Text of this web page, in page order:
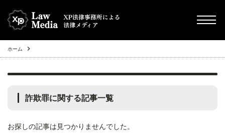
債務整理（任意整理・個人再生・自己破産・過払金）
ホーム
詐欺罪に関する記事一覧
お探しの記事は見つかりませんでした。